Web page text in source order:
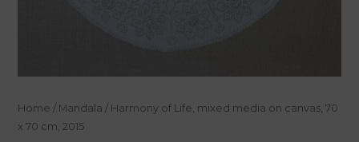
Home / Mandala / Harmony of Life, mixed media on canvas, 70
x 70 cm, 2015
Harmony
of